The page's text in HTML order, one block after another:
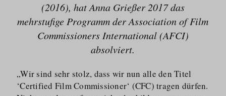
(2016), hat Anna Grießer 2017 das
mehrstufige Programm der Association of Film
Commissioners International (AFCI)
absolviert.
„Wir sind sehr stolz, dass wir nun alle den Titel
‘Certified Film Commissioner‘ (CFC) tragen dürfen.